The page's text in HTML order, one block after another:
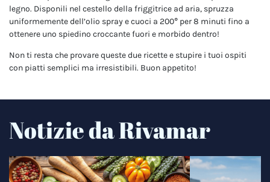
legno. Disponili nel cestello della friggitrice ad aria, spruzza
uniformemente dell’olio spray e cuoci a 200° per 8 minuti fino a
ottenere uno spiedino croccante fuori e morbido dentro!
Non ti resta che provare queste due ricette e stupire i tuoi ospiti
con piatti semplici ma irresistibili. Buon appetito!
Notizie da Rivamar